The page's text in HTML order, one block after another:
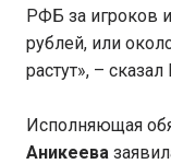
РФБ за игроков
рублей, или
растут», –
Исполняющая
Аникеева